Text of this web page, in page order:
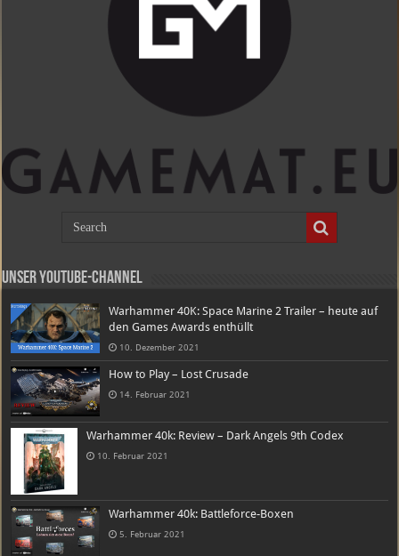
Unser Youtube-Channel
Warhammer 40K: Space Marine 2 Trailer – heute auf
den Games Awards enthüllt
10. Dezember 2021
How to Play – Lost Crusade
14. Februar 2021
Warhammer 40k: Review – Dark Angels 9th Codex
10. Februar 2021
Warhammer 40k: Battleforce-Boxen
5. Februar 2021